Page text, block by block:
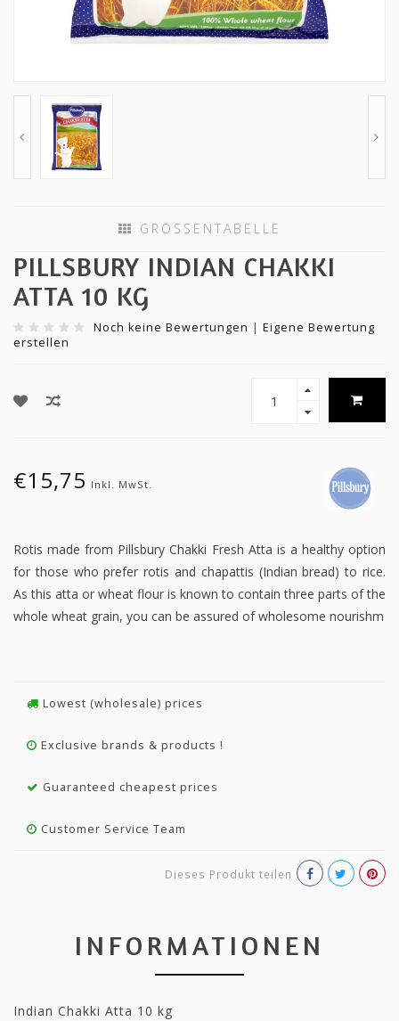
GRÖSSENTABELLE
PILLSBURY INDIAN CHAKKI
ATTA 10 KG
Noch keine Bewertungen | Eigene Bewertung
erstellen
€15,75 Inkl. MwSt.
Rotis made from Pillsbury Chakki Fresh Atta is a healthy option
for those who prefer rotis and chapattis (Indian bread) to rice.
As this atta or wheat flour is known to contain three parts of the
whole wheat grain, you can be assured of wholesome nourishm
Lowest (wholesale) prices
Exclusive brands & products !
Guaranteed cheapest prices
Customer Service Team
Dieses Produkt teilen
INFORMATIONEN
Indian Chakki Atta 10 kg